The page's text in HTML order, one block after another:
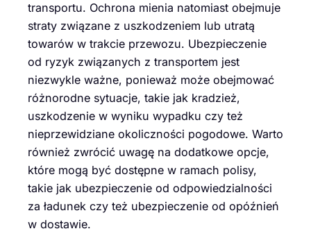
transportu. Ochrona mienia natomiast obejmuje
straty związane z uszkodzeniem lub utratą
towarów w trakcie przewozu. Ubezpieczenie
od ryzyk związanych z transportem jest
niezwykle ważne, ponieważ może obejmować
różnorodne sytuacje, takie jak kradzież,
uszkodzenie w wyniku wypadku czy też
nieprzewidziane okoliczności pogodowe. Warto
również zwrócić uwagę na dodatkowe opcje,
które mogą być dostępne w ramach polisy,
takie jak ubezpieczenie od odpowiedzialności
za ładunek czy też ubezpieczenie od opóźnień
w dostawie.